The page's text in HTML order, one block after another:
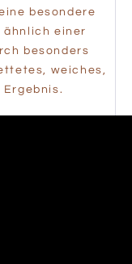
besondere
ähnlich einer
besonders
weiches,